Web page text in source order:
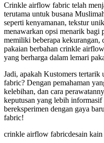
Crinkle airflow fabric telah
terutama untuk busana
seperti kenyamanan, tekstur
menawarkan opsi menarik bagi
memiliki beberapa kekurangan,
pakaian berbahan crinkle
yang berharga dalam lemari
Jadi, apakah Kustomers
fabric? Dengan pemahaman
kelebihan, dan cara
keputusan yang lebih informasif
bereksperimen dengan gaya
fabric!
crinkle airflow fabricdesain